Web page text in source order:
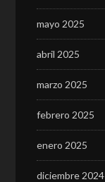
mayo 2025
abril 2025
marzo 2025
febrero 2025
enero 2025
diciembre 2024